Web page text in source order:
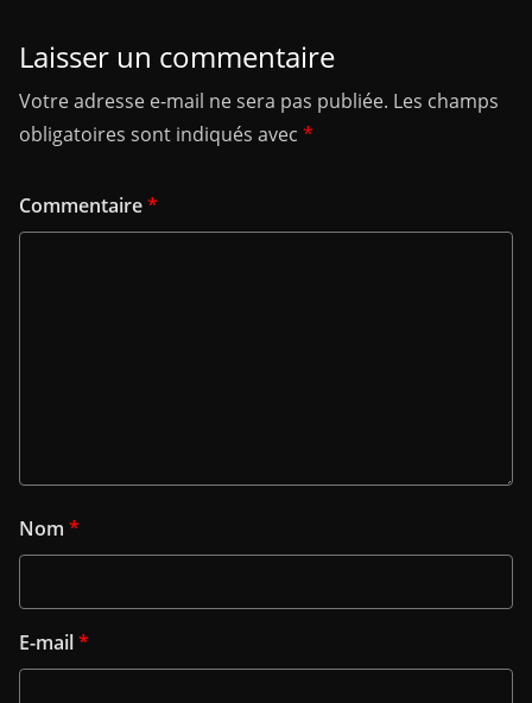
Laisser un commentaire
Votre adresse e-mail ne sera pas publiée. Les champs
obligatoires sont indiqués avec *
Commentaire*
Nom *
E-mail*